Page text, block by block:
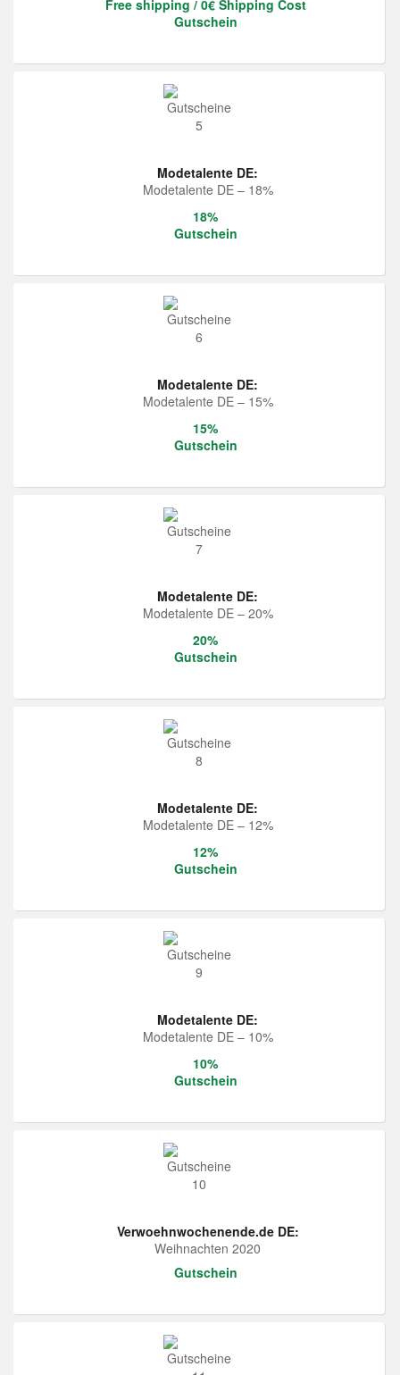
Free shipping / 0€ Shipping Cost
Gutschein
Modetalente DE:
Modetalente DE – 18%
18%
Gutschein
Modetalente DE:
Modetalente DE – 15%
15%
Gutschein
Modetalente DE:
Modetalente DE – 20%
20%
Gutschein
Modetalente DE:
Modetalente DE – 12%
12%
Gutschein
Modetalente DE:
Modetalente DE – 10%
10%
Gutschein
Verwoehnwochenende.de DE:
Weihnachten 2020
Gutschein